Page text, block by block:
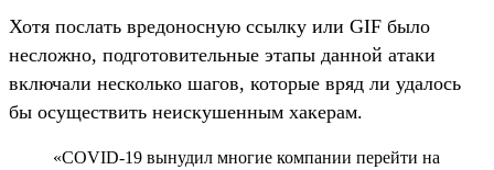
Хотя послать вредоносную ссылку или GIF было
несложно, подготовительные этапы данной атаки
включали несколько шагов, которые вряд ли удалось
бы осуществить неискушенным хакерам.
«COVID-19 вынудил многие компании перейти на